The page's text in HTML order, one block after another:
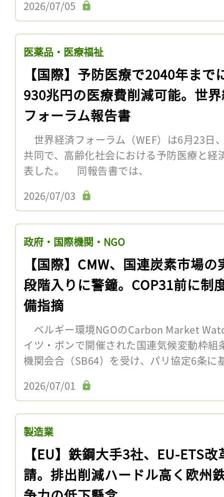
2026/07/05
医薬品・医療福祉
【国際】予防医療で2040年まで
930兆円の医療費削減可能。世
フォーラム報告書
世界経済フォーラム（WEF）は6月23日
共同で、高齢化社会における予防医療と経
表した。 同報告書では、
2026/07/03
政府・国際機関・NGO
【国際】CMW、国連炭素市場の
段階入りに警鐘。COP31前に制
備指摘
ベルギー環境NGOのCarbon Market
イツ・ボンで開催された国連気候変動枠組
機関会合（SB64）を受け、パリ協定6条
2026/07/01
製造業
【EU】鉄鋼大手3社、EU-ETS改
請。排出削減ハードル高く欧州